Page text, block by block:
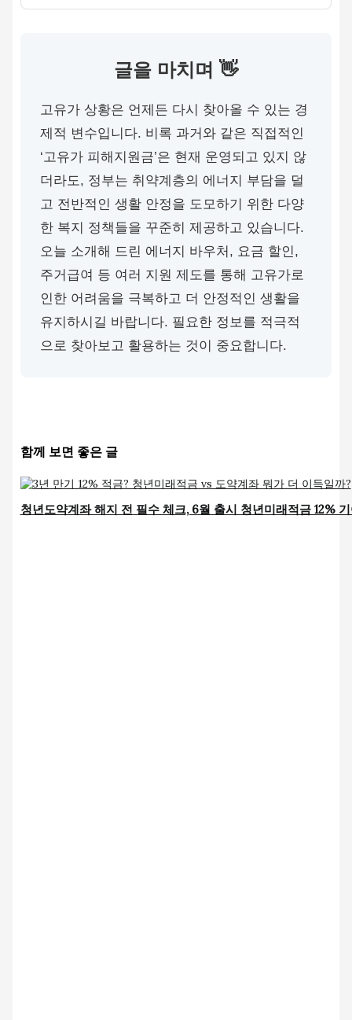
글을 마치며 👋
고유가 상황은 언제든 다시 찾아올 수 있는 경
제적 변수입니다. 비록 과거와 같은 직접적인
‘고유가 피해지원금’은 현재 운영되고 있지 않
더라도, 정부는 취약계층의 에너지 부담을 덜
고 전반적인 생활 안정을 도모하기 위한 다양
한 복지 정책들을 꾸준히 제공하고 있습니다.
오늘 소개해 드린 에너지 바우처, 요금 할인,
주거급여 등 여러 지원 제도를 통해 고유가로
인한 어려움을 극복하고 더 안정적인 생활을
유지하시길 바랍니다. 필요한 정보를 적극적
으로 찾아보고 활용하는 것이 중요합니다.
함께 보면 좋은 글
청년도약계좌 해지 전 필수 체크, 6월 출시 청년미래적금 12%